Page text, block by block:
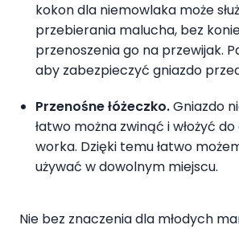
kokon dla niemowlaka może
przebierania malucha, bez
przenoszenia go na przewijak.
aby zabezpieczyć gniazdo
Przenośne łóżeczko.Gniazdo
łatwo można zwinąć i włożyć
worka. Dzięki temu łatwo
używać w dowolnym miejscu.
Nie bez znaczenia dla młodych